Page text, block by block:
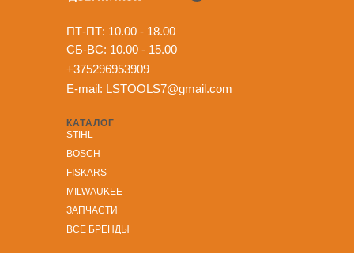
КАТАЛОГ
STIHL
BOSCH
FISKARS
MILWAUKEE
ЗАПЧАСТИ
ВСЕ БРЕНДЫ
ПТ-ПТ: 10.00 - 18.00
СБ-ВС: 10.00 - 15.00
+375296953909
E-mail: LSTOOLS7@gmail.com